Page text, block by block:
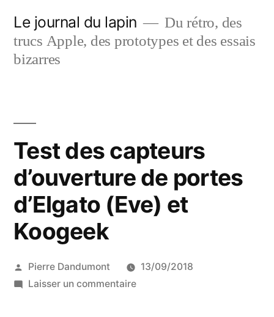
contenu
Le journal du lapin
Du rétro, des
trucs Apple, des prototypes et des essais
bizarres
Test des capteurs
d’ouverture de portes
d’Elgato (Eve) et
Koogeek
Publié
par
Pierre Dandumont
13/09/2018
Laisser un commentairesur